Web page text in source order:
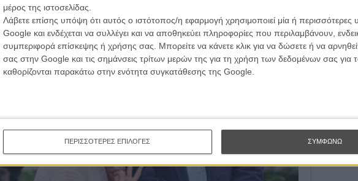
μέρος της ιστοσελίδας.
Λάβετε επίσης υπόψη ότι αυτός ο ιστότοπος/η εφαρμογή χρησιμοποιεί μία ή περισσότερες
Google και ενδέχεται να συλλέγει και να αποθηκεύει πληροφορίες που περιλαμβάνουν,
συμπεριφορά επίσκεψης ή χρήσης σας. Μπορείτε να κάνετε κλικ για να δώσετε ή να
σας στην Google και τις σημάνσεις τρίτων μερών της για τη χρήση των δεδομένων σας
καθορίζονται παρακάτω στην ενότητα συγκατάθεσης της Google.
ΠΕΡΙΣΣΟΤΕΡΕΣ ΕΠΙΛΟΓΕΣ ΣΥΜΦΩΝΩ
Θέλω